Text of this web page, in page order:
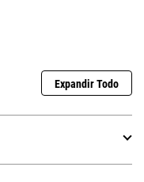
Expandir Todo